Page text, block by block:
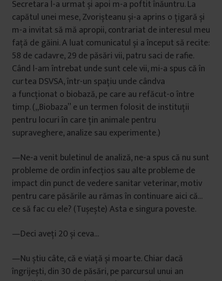
Secretara l-a urmat și apoi m-a poftit înăuntru. La
capătul unei mese, Zvorișteanu și-a aprins o țigară și
m-a invitat să mă apropii, contrariat de interesul meu
față de găini. A luat comunicatul și a început să recite:
58 de cadavre, 29 de păsări vii, patru saci de rafie.
Când l-am întrebat unde sunt cele vii, mi-a spus că în
curtea DSVSA, într-un spațiu unde cândva
a funcționat o biobază, pe care au refăcut-o între
timp. („Biobaza” e un termen folosit de instituții
pentru locuri în care țin animale pentru
supraveghere, analize sau experimente.)
—Ne-a venit buletinul de analiză, ne-a spus că nu sunt
probleme de ordin infecțios sau alte probleme de
impact din punct de vedere sanitar veterinar, motiv
pentru care păsările au rămas în continuare aici că…
ce să fac cu ele? (Tușește) Asta e singura poveste.
—Deci aveți 20 și ceva…
—Nu știu câte, că e viață și moarte. Chiar dacă
îngrijești, din 30 de păsări, pe parcursul unui an